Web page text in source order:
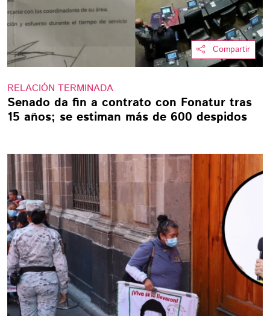
Compartir
RELACIÓN TERMINADA
Senado da fin a contrato con Fonatur tras
15 años; se estiman más de 600 despidos